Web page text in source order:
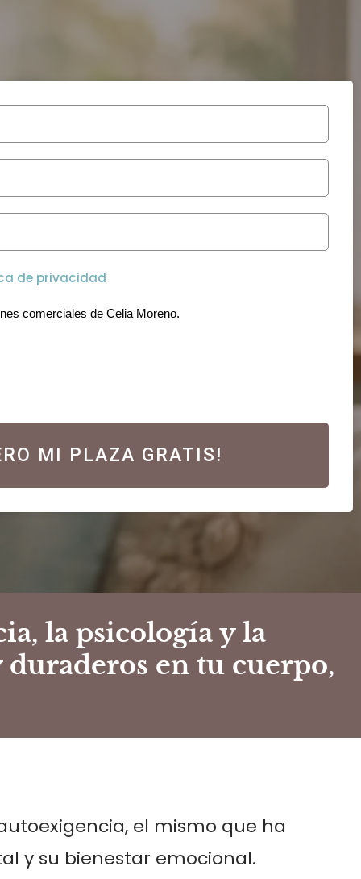
de privacidad
comerciales de Celia Moreno.
MI PLAZA GRATIS!
la psicología y la
duraderos en tu cuerpo,
, el mismo que ha
y su bienestar emocional.